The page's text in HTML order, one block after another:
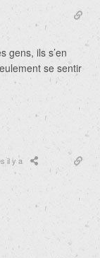
gens, ils s’en
se sentir
il y a